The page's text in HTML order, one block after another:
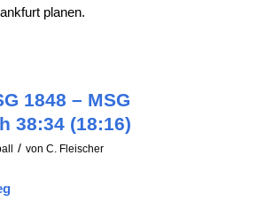
planen.
1848 – MSG
38:34 (18:16)
/ von C. Fleischer